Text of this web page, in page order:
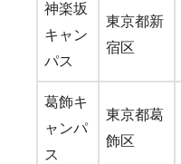
神楽坂
キャン
パス
東京都新
宿区
葛飾キ
ャンパ
ス
東京都葛
飾区